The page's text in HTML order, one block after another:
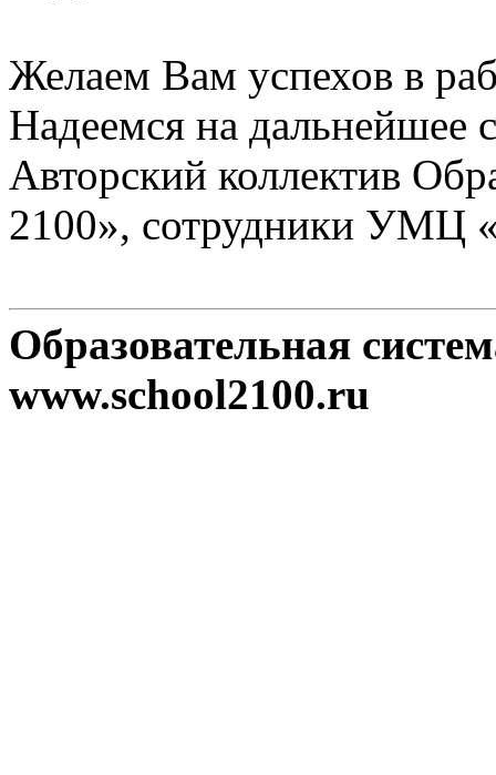
Желаем Вам успехов в
Надеемся на дальнейшее
Авторский коллектив
2100», сотрудники УМЦ
Образовательная
www.school2100.ru